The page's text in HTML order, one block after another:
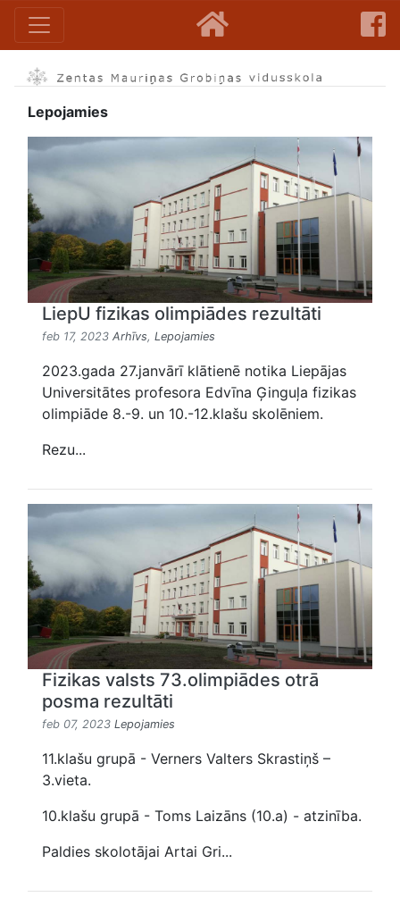
Lepojamies
LiepU fizikas olimpiādes rezultāti
feb 17, 2023 Arhīvs, Lepojamies
2023.gada 27.janvārī klātienē notika Liepājas
Universitātes profesora Edvīna Ģinguļa fizikas
olimpiāde 8.-9. un 10.-12.klašu skolēniem.
Rezu...
Fizikas valsts 73.olimpiādes otrā
posma rezultāti
feb 07, 2023 Lepojamies
11.klašu grupā - Verners Valters Skrastiņš –
3.vieta.
10.klašu grupā - Toms Laizāns (10.a) - atzinība.
Paldies skolotājai Artai Gri...